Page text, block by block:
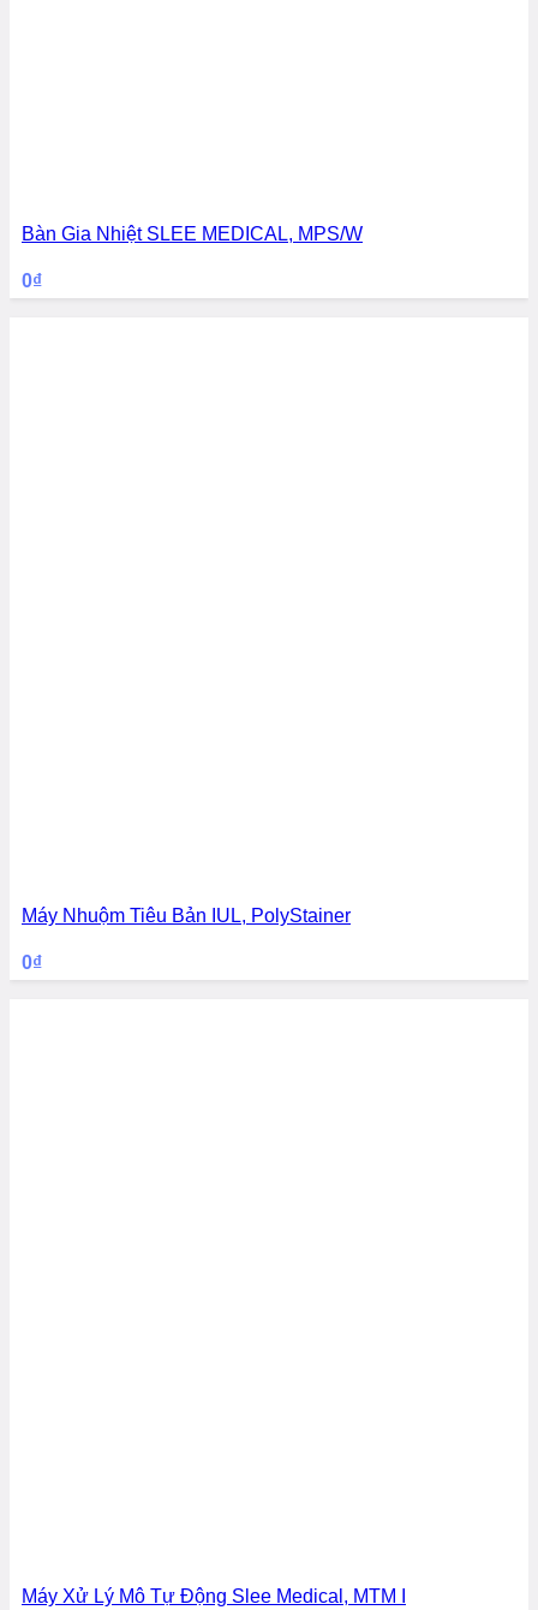
Bàn Gia Nhiệt SLEE MEDICAL, MPS/W
0₫
Máy Nhuộm Tiêu Bản IUL, PolyStainer
0₫
Máy Xử Lý Mô Tự Động Slee Medical, MTM I